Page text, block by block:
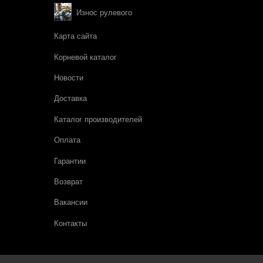
Износ рулевого
Карта сайта
Корневой каталог
Новости
Доставка
Каталог производителей
Оплата
Гарантии
Возврат
Вакансии
Контакты